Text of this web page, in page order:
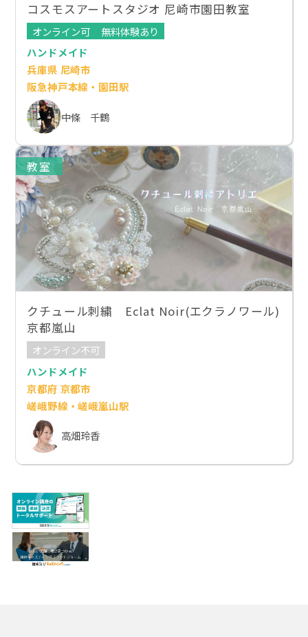
コスモスアートスタジオ 尼崎市園田教室
オンライン可
無料体験あり
ハンドメイド
兵庫県 尼崎市
阪急神戸本線・園田駅
中條 千鶴
教室
クチュール刺繍 Eclat Noir(エクラノワール)
京都嵐山
オンライン不可
ハンドメイド
京都府 京都市
嵯峨野線・嵯峨嵐山駅
高畑玲香